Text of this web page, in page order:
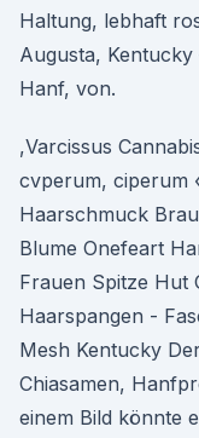
Haltung, lebhaft
Augusta,
Hanf, von.
,Varcissus
cvperum, ciperum
Haarschmuck
Blume Onefeart
Frauen Spitze Hut
Haarspangen -
Mesh Kentucky
Chiasamen,
einem Bild könnte